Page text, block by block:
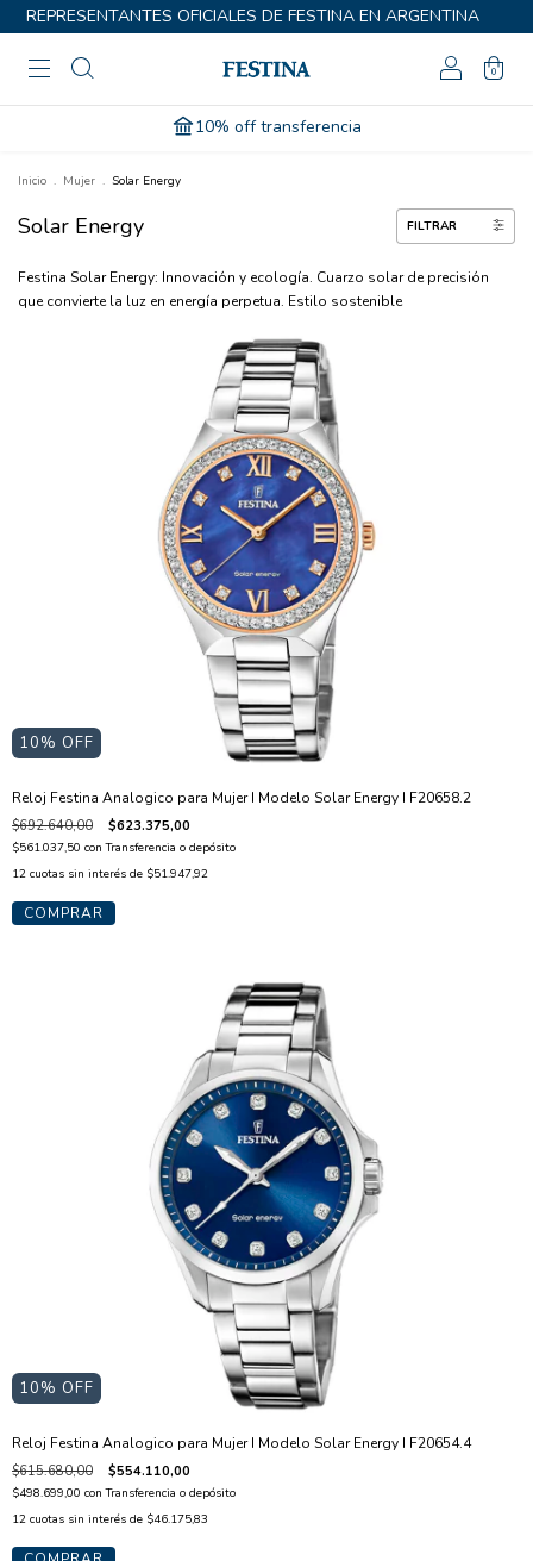
REPRESENTANTES OFICIALES DE FESTINA EN ARGENTINA
0
10% off transferencia
Inicio . Mujer . Solar Energy
Solar Energy FILTRAR
Festina Solar Energy: Innovación y ecología. Cuarzo solar de precisión
que convierte la luz en energía perpetua. Estilo sostenible
10% OFF
Reloj Festina Analogico para Mujer I Modelo Solar Energy I F20658.2
$692.640,00 $623.375,00
$561.037,50 con Transferencia o depósito
12 cuotas sin interés de $51.947,92
10% OFF
Reloj Festina Analogico para Mujer I Modelo Solar Energy I F20654.4
$615.680,00 $554.110,00
$498.699,00 con Transferencia o depósito
12 cuotas sin interés de $46.175,83